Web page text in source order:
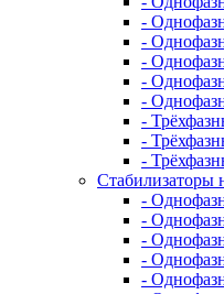
-
-
-
-
-
-
-
-
Стабилизаторы
-
-
-
-
-